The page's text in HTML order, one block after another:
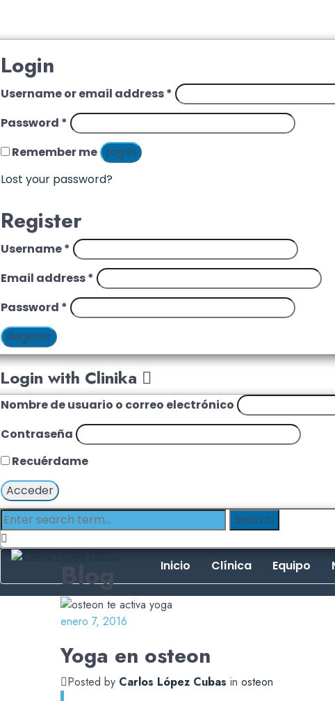
Login
Username or email address*
Password *
Remember me Log in
Lost your password?
Register
Username*
Email address*
Password *
Register
Login with Clinika
Nombre de usuario o correo electrónico
Contraseña
Recuérdame
Inicio Clínica Equipo
Blog
enero 7, 2016
Yoga en osteon
Posted by Carlos López Cubas in osteon